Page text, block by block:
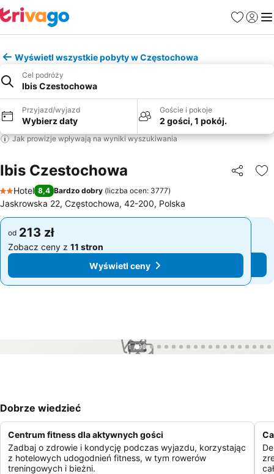
Ulubione
Wyświetl wszystkie pobyty w Częstochowa
Cel podróży
Ibis Czestochowa
Przyjazd/wyjazd
Wybierz daty
Goście i pokoje
2 gości, 1 pokój.
Jak prowizje wpływają na wyniki wyszukiwania
Ibis Czestochowa
2 Kategoria
Hotel 8,4 Bardzo dobry (liczba ocen: 3777)
Jaskrowska 22, Częstochowa, 42-200, Polska
od 213 zł
Zobacz ceny z 11 stron
Wyświetl ceny
od 213 zł
Zobacz ceny z 11 stron
Wyświetl ceny
1 / 96
Dobrze wiedzieć
Centrum fitness dla aktywnych gości
Zadbaj o zdrowie i kondycję podczas wyjazdu, korzystając
z hotelowych udogodnień fitness, w tym rowerów
treningowych i bieżni.